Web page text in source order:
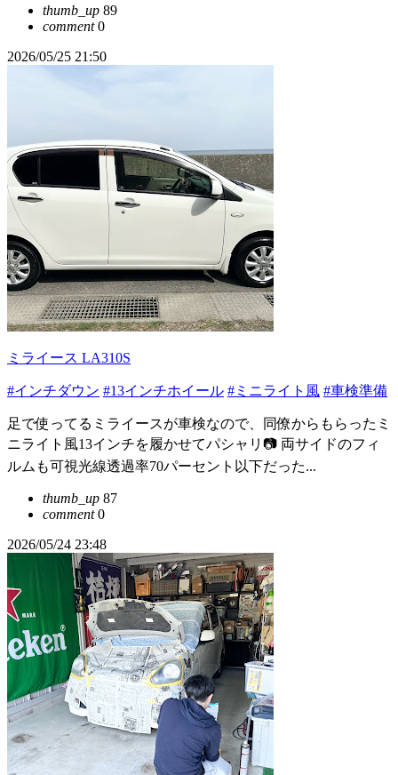
thumb_up 89
comment0
2026/05/25 21:50
ミライース LA310S
#インチダウン #13インチホイール #ミニライト風 #車検準備
足で使ってるミライースが車検なので、同僚からもらったミ
ニライト風13インチを履かせてパシャリ📷 両サイドのフィ
ルムも可視光線透過率70パーセント以下だった...
thumb_up 87
comment0
2026/05/24 23:48